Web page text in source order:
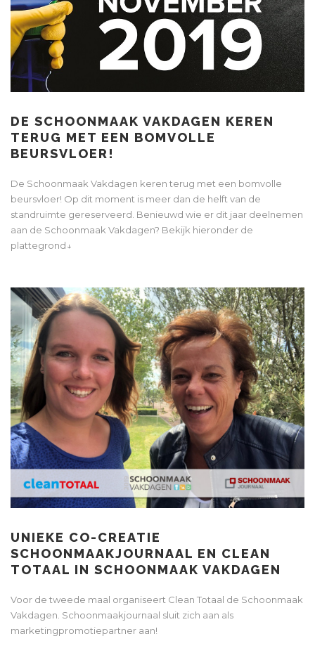
DE SCHOONMAAK VAKDAGEN KEREN
TERUG MET EEN BOMVOLLE
BEURSVLOER!
De Schoonmaak Vakdagen keren terug met een bomvolle
beursvloer! Op dit moment is meer dan de helft van de
standruimte gereserveerd. Benieuwd wie er dit jaar deelnemen
aan de Schoonmaak Vakdagen? Bekijk hieronder de
plattegrond↓
UNIEKE CO-CREATIE
SCHOONMAAKJOURNAAL EN CLEAN
TOTAAL IN SCHOONMAAK VAKDAGEN
Voor de tweede maal organiseert Clean Totaal de Schoonmaak
Vakdagen. Schoonmaakjournaal sluit zich aan als
marketingpromotiepartner aan!